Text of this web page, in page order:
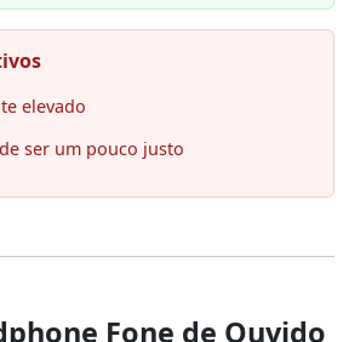
elevado
ser um pouco justo
Fone de Ouvido